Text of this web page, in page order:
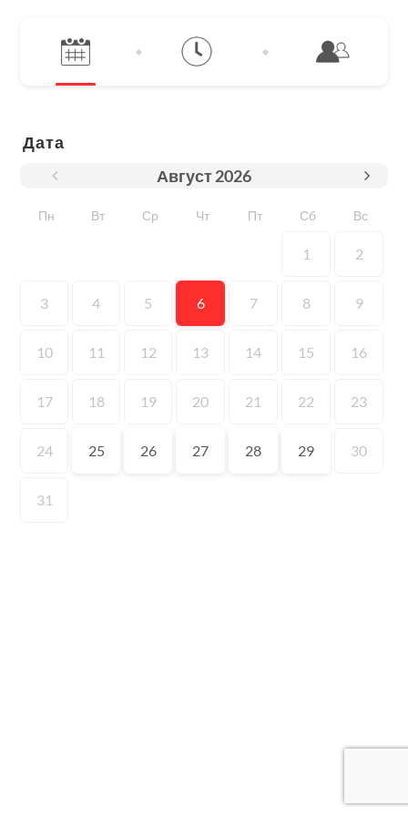
Дата
Август2026
Пн Вт Ср Чт Пт Сб Вс
1 2
3 4 5 6 7 8 9
10 11 12 13 14 15 16
17 18 19 20 21 22 23
24 25 26 27 28 29 30
31